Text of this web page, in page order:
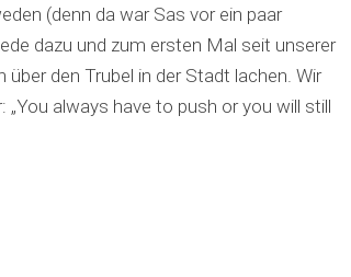
(denn da war Sas vor ein paar
dazu und zum ersten Mal seit unserer
den Trubel in der Stadt lachen. Wir
always have to push or you will still